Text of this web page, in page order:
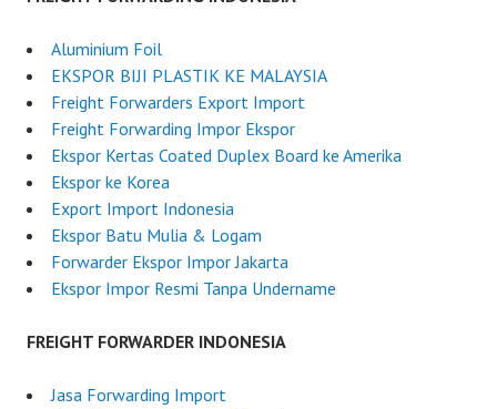
s
i
a
Aluminium Foil
EKSPOR BIJI PLASTIK KE MALAYSIA
Freight Forwarders Export Import
Freight Forwarding Impor Ekspor
Ekspor Kertas Coated Duplex Board ke Amerika
Ekspor ke Korea
Export Import Indonesia
Ekspor Batu Mulia & Logam
Forwarder Ekspor Impor Jakarta
Ekspor Impor Resmi Tanpa Undername
FREIGHT FORWARDER INDONESIA
Jasa Forwarding Import